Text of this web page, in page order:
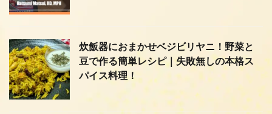
炊飯器におまかせベジビリヤニ！野菜と
豆で作る簡単レシピ｜失敗無しの本格ス
パイス料理！